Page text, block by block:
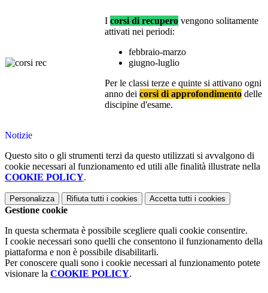
I corsi di recupero vengono solitamente
attivati nei periodi:
febbraio-marzo
giugno-luglio
Per le classi terze e quinte si attivano ogni
anno dei corsi di approfondimento delle
discipine d'esame.
Notizie
Questo sito o gli strumenti terzi da questo utilizzati si avvalgono di
cookie necessari al funzionamento ed utili alle finalità illustrate nella
COOKIE POLICY.
Personalizza Rifiuta tutti i cookies Accetta tutti i cookies
Gestione cookie
In questa schermata è possibile scegliere quali cookie consentire.
I cookie necessari sono quelli che consentono il funzionamento della
piattaforma e non è possibile disabilitarli.
Per conoscere quali sono i cookie necessari al funzionamento potete
visionare la COOKIE POLICY.